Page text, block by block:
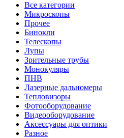
Все категории
Микроскопы
Прочее
Бинокли
Телескопы
Лупы
Зрительные трубы
Монокуляры
ПНВ
Лазерные дальномеры
Тепловизоры
Фотооборудование
Видеооборудование
Аксессуары для оптики
Разное